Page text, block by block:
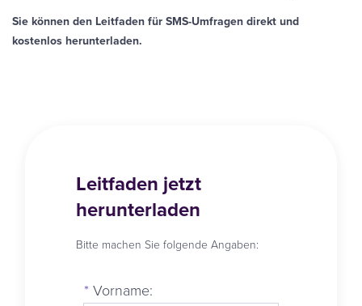
Sie können den Leitfaden für SMS-Umfragen direkt und
kostenlos herunterladen.
Leitfaden jetzt
herunterladen
Bitte machen Sie folgende Angaben:
*Vorname: